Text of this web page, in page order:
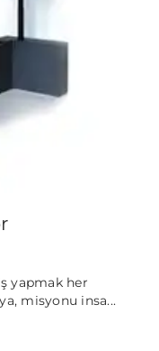
yapmak her
misyonu insa...